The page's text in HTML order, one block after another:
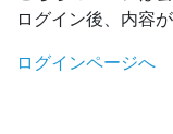
ログイン後、内容
ログインページへ